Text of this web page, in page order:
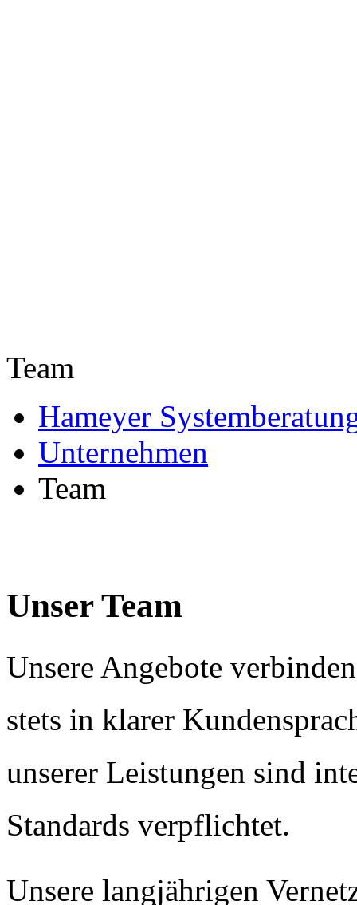
Team
Hameyer
Unternehmen
Team
UnserTeam
Unsere Angebote
stets in klarer
unserer Leistungen sind
Standards verpflichtet.
Unsere langjährigen